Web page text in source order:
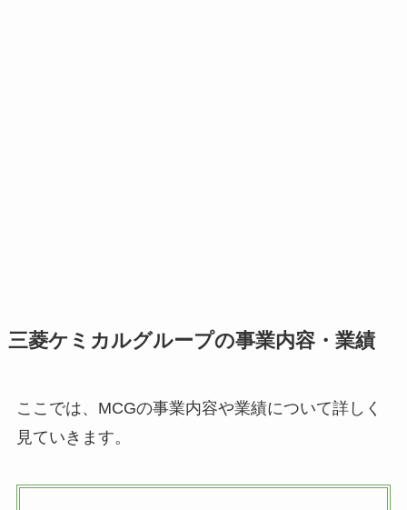
三菱ケミカルグループの事業内容・業績
ここでは、MCGの事業内容や業績について詳しく
見ていきます。